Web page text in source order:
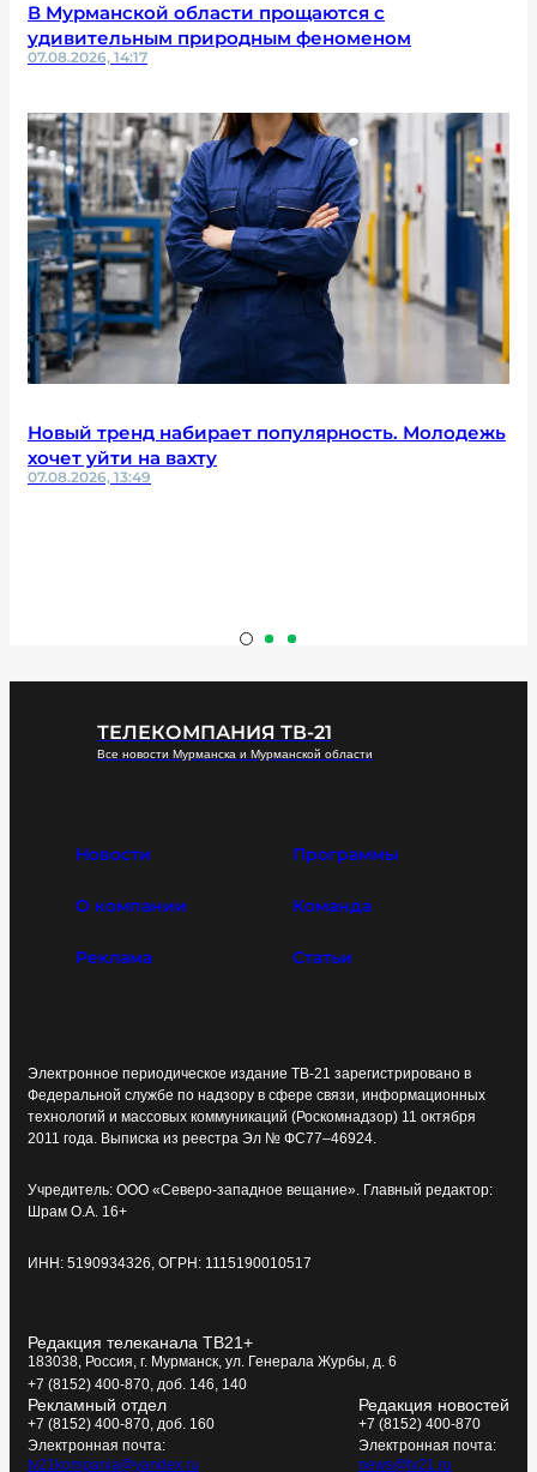
В Мурманской области прощаются с
удивительным природным феноменом
07.08.2026, 14:17
Новый тренд набирает популярность. Молодежь
хочет уйти на вахту
07.08.2026, 13:49
ТЕЛЕКОМПАНИЯ ТВ-21
Все новости Мурманска и Мурманской области
Новости Программы
О компании Команда
Реклама Статьи
Электронное периодическое издание ТВ-21 зарегистрировано в
Федеральной службе по надзору в сфере связи, информационных
технологий и массовых коммуникаций (Роскомнадзор) 11 октября
2011 года. Выписка из реестра Эл № ФС77–46924.
Учредитель: ООО «Северо-западное вещание». Главный редактор:
Шрам О.А. 16+
ИНН: 5190934326, ОГРН: 1115190010517
Редакция телеканала ТВ21+
183038, Россия, г. Мурманск, ул. Генерала Журбы, д. 6
+7 (8152) 400-870, доб. 146, 140
Рекламный отдел
+7 (8152) 400-870, доб. 160
Электронная почта:
tv21kompania@yandex.ru
Редакция новостей
+7 (8152) 400-870
Электронная почта:
news@tv21.ru